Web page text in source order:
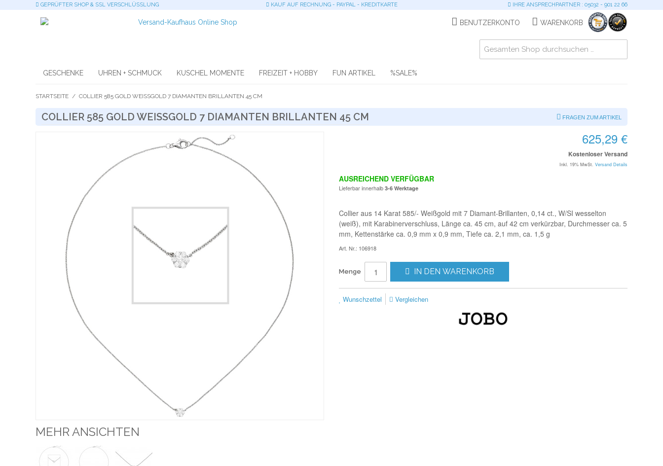
GEPRÜFTER SHOP & SSL VERSCHLÜSSLUNG KAUF AUF RECHNUNG - PAYPAL - KREDITKARTE IHRE ANSPRECHPARTNER : 05032 - 901 22 66
BENUTZERKONTO WARENKORB
GESCHENKE UHREN + SCHMUCK KUSCHEL MOMENTE FREIZEIT + HOBBY FUN ARTIKEL %SALE%
STARTSEITE / COLLIER 585 GOLD WEISSGOLD 7 DIAMANTEN BRILLANTEN 45 CM
COLLIER 585 GOLD WEISSGOLD 7 DIAMANTEN BRILLANTEN 45 CM FRAGEN ZUM ARTIKEL
MEHR ANSICHTEN
625,29 €
Kostenloser Versand
Inkl. 19% MwSt. Versand Details
AUSREICHEND VERFÜGBAR
Lieferbar innerhalb 3-6 Werktage
Collier aus 14 Karat 585/- Weißgold mit 7 Diamant-Brillanten, 0,14 ct., W/SI wesselton
(weiß), mit Karabinerverschluss, Länge ca. 45 cm, auf 42 cm verkürzbar, Durchmesser ca. 5
mm, Kettenstärke ca. 0,9 mm x 0,9 mm, Tiefe ca. 2,1 mm, ca. 1,5 g
Art. Nr.: 106918
Menge IN DEN WARENKORB
Wunschzettel Vergleichen